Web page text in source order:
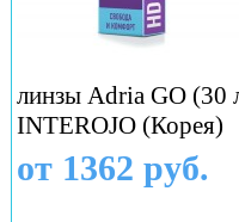
линзы Adria GO (30
INTEROJO (Корея)
от 1362 руб.